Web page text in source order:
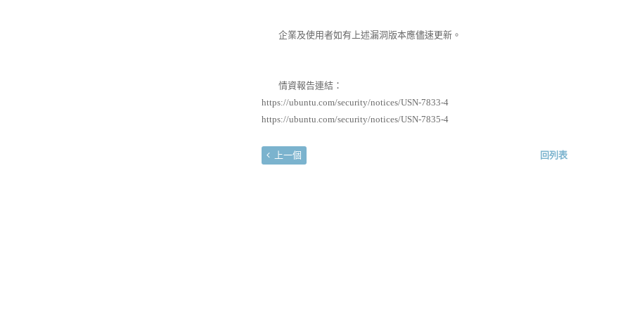
企業及使用者如有上述漏洞版本應儘速更新。
情資報告連結：
https://ubuntu.com/security/notices/USN-7833-4
https://ubuntu.com/security/notices/USN-7835-4
上一個 回列表